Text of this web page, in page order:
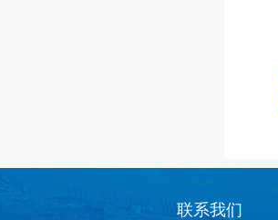
联系我们